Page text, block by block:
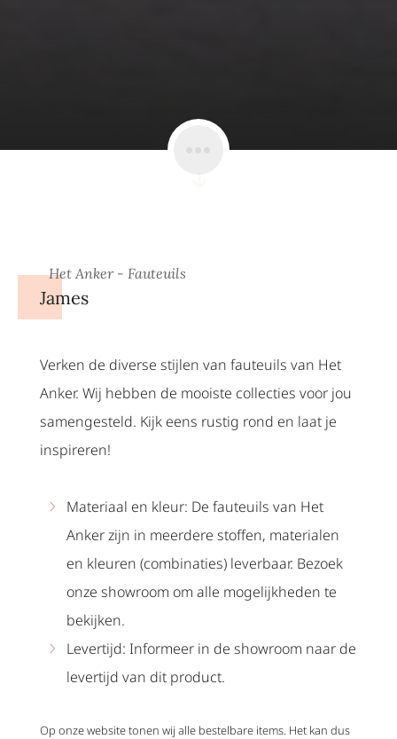
Het Anker - Fauteuils
James
Verken de diverse stijlen van fauteuils van Het
Anker. Wij hebben de mooiste collecties voor jou
samengesteld. Kijk eens rustig rond en laat je
inspireren!
Materiaal en kleur: De fauteuils van Het
Anker zijn in meerdere stoffen, materialen
en kleuren (combinaties) leverbaar. Bezoek
onze showroom om alle mogelijkheden te
bekijken.
Levertijd: Informeer in de showroom naar de
levertijd van dit product.
Op onze website tonen wij alle bestelbare items. Het kan dus